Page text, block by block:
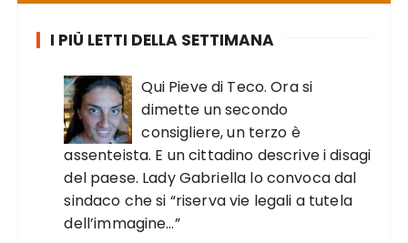
I PIÙ LETTI DELLA SETTIMANA
Qui Pieve di Teco. Ora si
dimette un secondo
consigliere, un terzo è
assenteista. E un cittadino descrive i disagi
del paese. Lady Gabriella lo convoca dal
sindaco che si “riserva vie legali a tutela
dell’immagine…”